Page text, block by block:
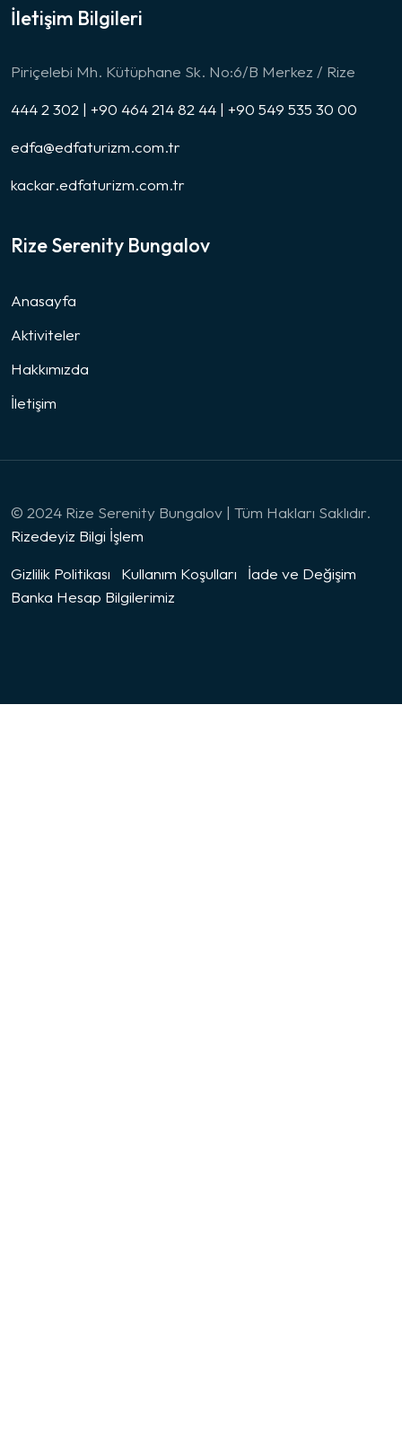
İletişim Bilgileri
Piriçelebi Mh. Kütüphane Sk. No:6/B Merkez / Rize
444 2 302 | +90 464 214 82 44 | +90 549 535 30 00
edfa@edfaturizm.com.tr
kackar.edfaturizm.com.tr
Rize Serenity Bungalov
Anasayfa
Aktiviteler
Hakkımızda
İletişim
© 2024 Rize Serenity Bungalov | Tüm Hakları Saklıdır.
Rizedeyiz Bilgi İşlem
Gizlilik Politikası
Kullanım Koşulları
İade ve Değişim
Banka Hesap Bilgilerimiz